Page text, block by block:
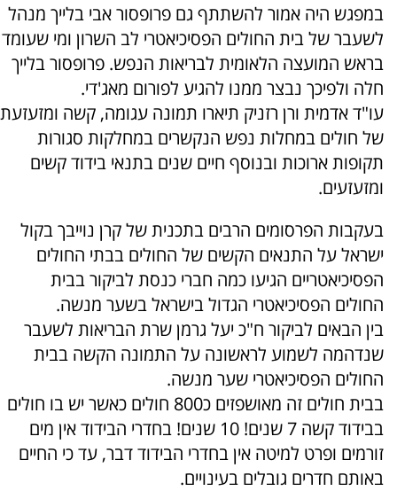
במפגש היה אמור להשתתף גם פרופסור אבי בלייך מנהל
לשעבר של בית החולים הפסיכיאטרי לב השרון ומי שעומד
בראש המועצה הלאומית לבריאות הנפש. פרופסור בלייך
חלה ולפיכך נבצר ממנו להגיע לפורום מאג'די.
עו"ד אדמית ורן רזניק תיארו תמונה עגומה, קשה ומזעזעת
של חולים במחלות נפש הנקשרים במחלקות סגורות
תקופות ארוכות ובנוסף חיים שנים בתנאי בידוד קשים
ומזעזעים.
בעקבות הפרסומים הרבים בתכנית של קרן נוייבך בקול
ישראל על התנאים הקשים של החולים בבתי החולים
הפסיכיאטריים הגיעו כמה חברי כנסת לביקור בבית
החולים הפסיכיאטרי הגדול בישראל בשער מנשה.
בין הבאים לביקור ח"כ יעל גרמן שרת הבריאות לשעבר
שנדהמה לשמוע לראשונה על התמונה הקשה בבית
החולים הפסיכיאטרי שער מנשה.
בבית חולים זה מאושפזים כ800 חולים כאשר יש בו חולים
בבידוד קשה 7 שנים! 10 שנים! בחדרי הבידוד אין מים
זורמים ופרט למיטה אין בחדרי הבידוד דבר, עד כי החיים
באותם חדרים גובלים בעינויים.